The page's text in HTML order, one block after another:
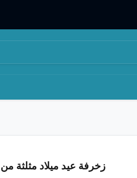
زخرفة عيد ميلاد مثلثة